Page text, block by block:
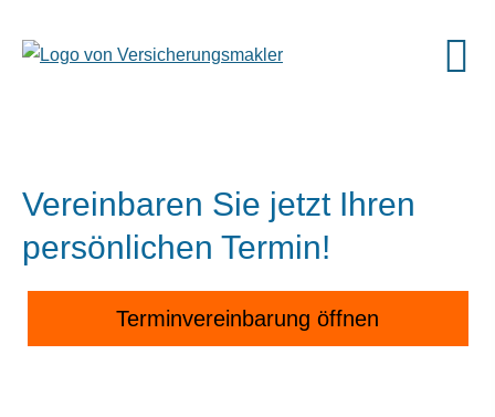
Vereinbaren Sie jetzt Ihren
persönlichen Termin!
Terminvereinbarung öffnen